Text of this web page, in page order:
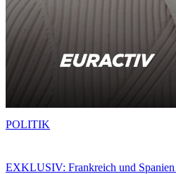
EXKLUSIV: Frankreich und Spanien
POLITIK